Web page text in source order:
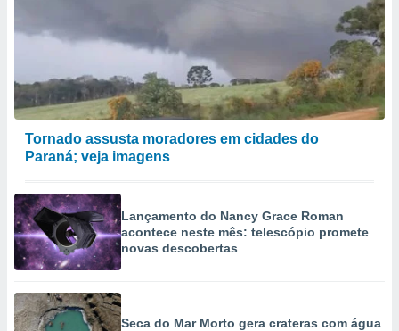
Tornado assusta moradores em cidades do
Paraná; veja imagens
Lançamento do Nancy Grace Roman
acontece neste mês: telescópio promete
novas descobertas
Seca do Mar Morto gera crateras com água